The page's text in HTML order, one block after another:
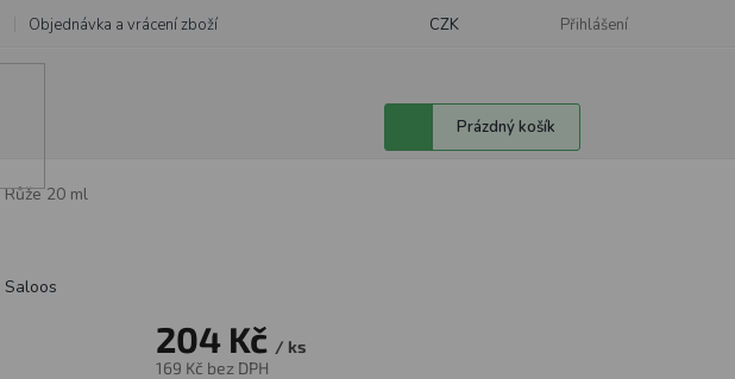
Objednávka a vrácení zboží CZK Přihlášení
Nákupní
košík
Prázdný košík
Růže 20 ml
Saloos
204 Kč / ks
169 Kč bez DPH